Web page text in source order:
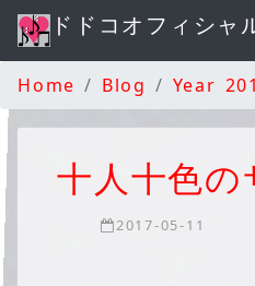
ドドコオフィシャ
Home Blog Year
十人十色の
2017-05-11